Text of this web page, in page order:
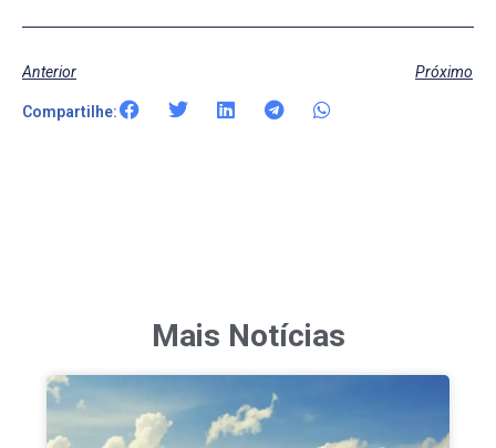
Anterior Próximo
Compartilhe:
Mais Notícias